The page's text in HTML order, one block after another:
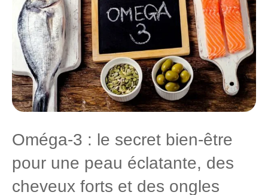
Oméga-3 : le secret bien-être
pour une peau éclatante, des
cheveux forts et des ongles